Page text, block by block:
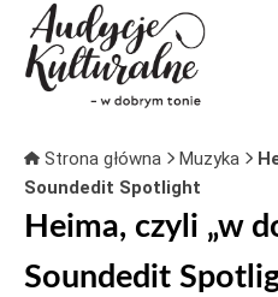
Strona główna Muzyka
Soundedit Spotlight
Heima, czyli „w
Soundedit